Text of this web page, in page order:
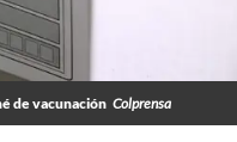
de vacunación Colprensa